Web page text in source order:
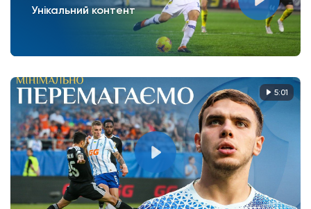
Унікальний контент
5:01